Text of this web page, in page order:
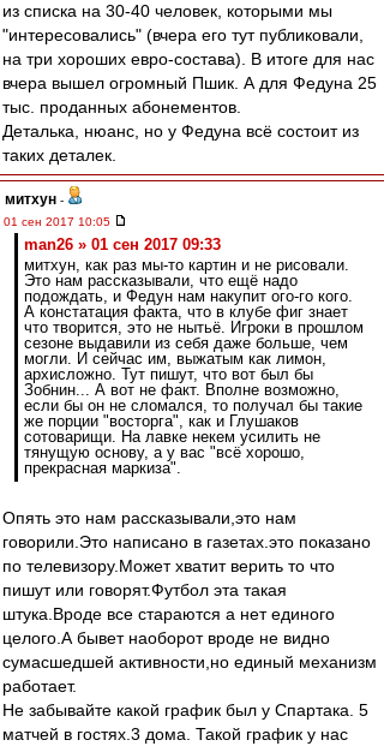
из списка на 30-40 человек, которыми мы
"интересовались" (вчера его тут публиковали,
на три хороших евро-состава). В итоге для нас
вчера вышел огромный Пшик. А для Федуна 25
тыс. проданных абонементов.
Деталька, нюанс, но у Федуна всё состоит из
таких деталек.
митхун -
01 сен 2017 10:05
man26 » 01 сен 2017 09:33
митхун, как раз мы-то картин и не рисовали.
Это нам рассказывали, что ещё надо
подождать, и Федун нам накупит ого-го кого.
А констатация факта, что в клубе фиг знает
что творится, это не нытьё. Игроки в прошлом
сезоне выдавили из себя даже больше, чем
могли. И сейчас им, выжатым как лимон,
архисложно. Тут пишут, что вот был бы
Зобнин... А вот не факт. Вполне возможно,
если бы он не сломался, то получал бы такие
же порции "восторга", как и Глушаков
сотоварищи. На лавке некем усилить не
тянущую основу, а у вас "всё хорошо,
прекрасная маркиза".
Опять это нам рассказывали,это нам
говорили.Это написано в газетах.это показано
по телевизору.Может хватит верить то что
пишут или говорят.Футбол эта такая
штука.Вроде все стараются а нет единого
целого.А бывет наоборот вроде не видно
сумасшедшей активности,но единый механизм
работает.
Не забывайте какой график был у Спартака. 5
матчей в гостях.3 дома. Такой график у нас